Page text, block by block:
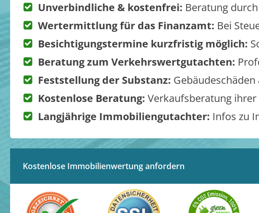
Unverbindliche & kostenfrei: Beratung
Wertermittlung für das Finanzamt: Bei
Besichtigungstermine kurzfristig möglich:
Beratung zum Verkehrswertgutachten:
Feststellung der Substanz:
Kostenlose Beratung: Verkaufsberatung
Langjährige Immobiliengutachter: Infos zu
Kostenlose Immobilienwertung anfordern